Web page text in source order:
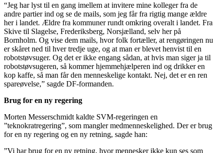
“Jeg har lyst til en gang imellem at invitere mine kolleger fra de
andre partier ind og se de mails, som jeg får fra rigtig mange ældre
her i landet. Ældre fra kommuner rundt omkring overalt i landet. Fra
Skive til Slagelse, Frederiksberg, Norsjælland, selv her på
Bornholm. Og vise dem mails, hvor folk fortæller, at rengøringen nu
er skåret ned til hver tredje uge, og at man er blevet henvist til en
robotstøvsuger. Og det er ikke engang sådan, at hvis man siger ja til
robotstøvsugeren, så kommer hjemmehjælperen ind og drikker en
kop kaffe, så man får den menneskelige kontakt. Nej, det er en ren
spareøvelse,” sagde DF-formanden.
Brug for en ny regering
Morten Messerschmidt kaldte SVM-regeringen en
”teknokratregering”, som mangler medmenneskelighed. Der er brug
for en ny regering og en ny retning, sagde han:
”Vi har brug for en ny retning, hvor mennesker ikke kun ses som